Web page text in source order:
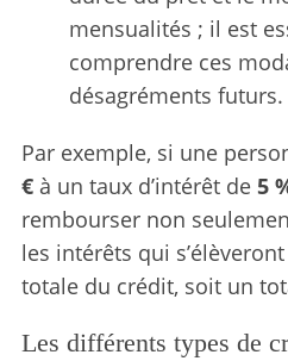
mensualités ; il est
comprendre ces
désagréments futurs.
Par exemple, si une
€à un taux d’intérêt de 5
rembourser non
les intérêts qui s’élèveront
totale du crédit, soit un
Les différents types de